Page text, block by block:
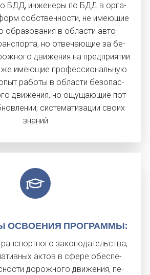
БДД, ин­же­неры по БДД в ор­га­
собс­твен­ности, не име­ющие
об­ра­зова­ния в об­ласти ав­то­
но от­ве­ча­ющие за бе­
дви­жения на пред­при­ятии
име­ющие про­фес­си­ональ­ную
ра­боты в об­ласти бе­зопас­
дви­жения, но ощу­ща­ющие пот­
сис­те­мати­зации сво­их
зна­ний
ОС­ВО­ЕНИЯ ПРОГ­РАММЫ:
за­коно­датель­ства,
ак­тов в сфе­ре обес­пе­
до­рож­но­го дви­жения, пе­